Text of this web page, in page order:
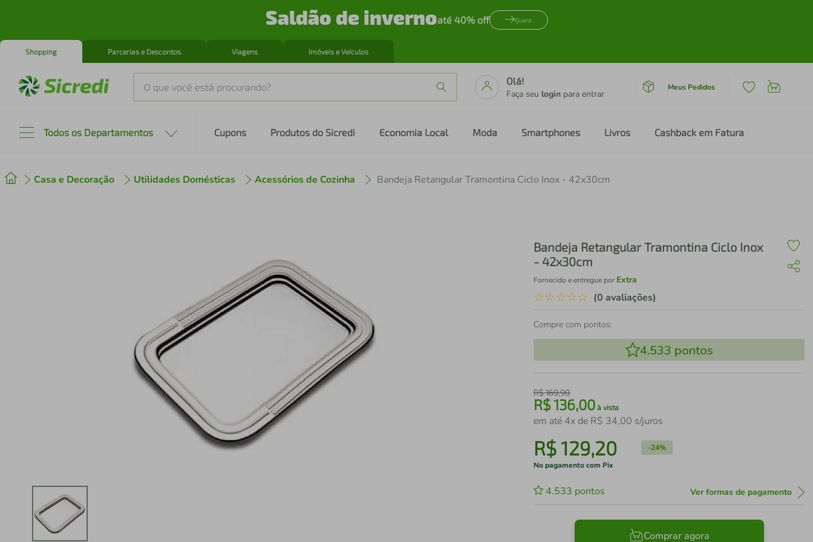
Saldão de invernoaté 40% off Quero
Shopping Parcerias e Descontos Viagens Imóveis e Veículos
O que você está procurando?
Olá!
Faça seu login para entrar
Meus Pedidos
Todos os Departamentos Cupons Produtos do Sicredi Economia Local Moda Smartphones Livros Cashback em Fatura
Casa e Decoração Utilidades Domésticas Acessórios de Cozinha Bandeja Retangular Tramontina Ciclo Inox - 42x30cm
Bandeja Retangular Tramontina Ciclo Inox
- 42x30cm
Fornecido e entregue por Extra
☆☆☆☆☆ (0 avaliações)
Compre com pontos:
4.533 pontos
R$169,90
R$136,00 à vista
em até 4x de R$ 34,00 s/juros
R$129,20 -24%
No pagamento com Pix
4.533 pontos Ver formas de pagamento
Comprar agora
º cafeteira